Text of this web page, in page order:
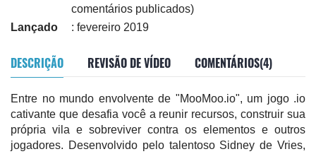
comentários publicados)
Lançado
: fevereiro 2019
DESCRIÇÃO REVISÃO DE VÍDEO COMENTÁRIOS(4)
Entre no mundo envolvente de "MooMoo.io", um jogo .io
cativante que desafia você a reunir recursos, construir sua
própria vila e sobreviver contra os elementos e outros
jogadores. Desenvolvido pelo talentoso Sidney de Vries,